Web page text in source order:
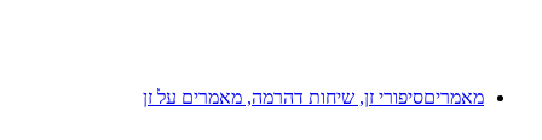
מאמריםסיפורי זן, שיחות דהרמה, מאמרים על זן